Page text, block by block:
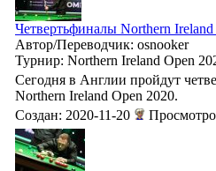
Четвертьфиналы Northern
Автор/Переводчик: osnooker
Турнир: Northern Ireland Open
Сегодня в Англии пройдут
Northern Ireland Open 2020.
Создан: 2020-11-20